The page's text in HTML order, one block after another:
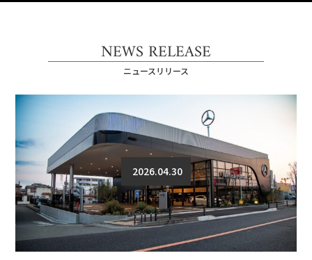
NEWS RELEASE
ニュースリリース
2026.04.30